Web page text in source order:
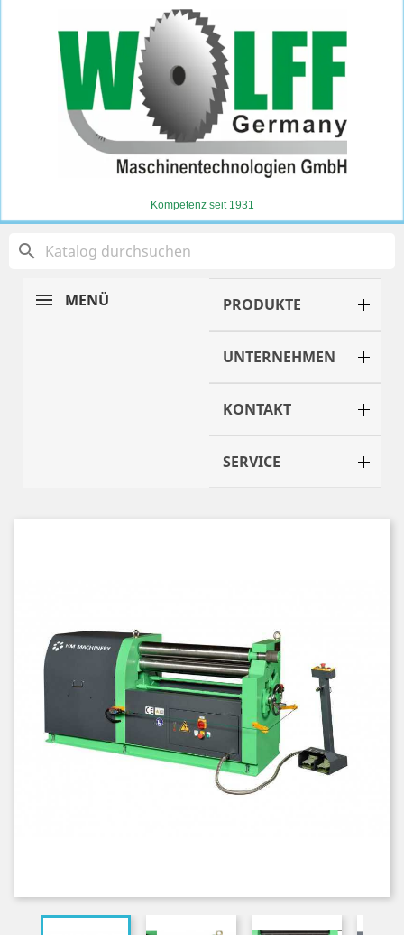
Kompetenz seit 1931
search
MENÜ PRODUKTE
UNTERNEHMEN
KONTAKT
SERVICE